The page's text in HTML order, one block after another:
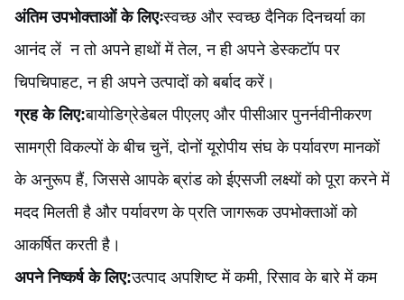
अंतिम उपभोक्ताओं के लिएःस्वच्छ और स्वच्छ दैनिक दिनचर्या का
आनंद लें ️ न तो अपने हाथों में तेल, न ही अपने डेस्कटॉप पर
चिपचिपाहट, न ही अपने उत्पादों को बर्बाद करें।
ग्रह के लिए:बायोडिग्रेडेबल पीएलए और पीसीआर पुनर्नवीनीकरण
सामग्री विकल्पों के बीच चुनें, दोनों यूरोपीय संघ के पर्यावरण मानकों
के अनुरूप हैं, जिससे आपके ब्रांड को ईएसजी लक्ष्यों को पूरा करने में
मदद मिलती है और पर्यावरण के प्रति जागरूक उपभोक्ताओं को
आकर्षित करती है।
अपने निष्कर्ष के लिए:उत्पाद अपशिष्ट में कमी, रिसाव के बारे में कम